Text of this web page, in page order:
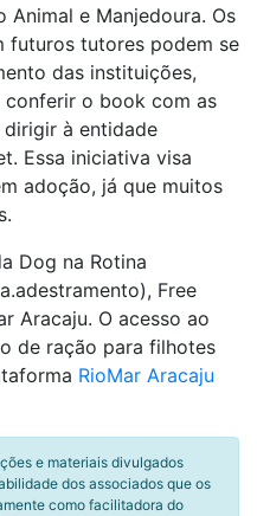
e Manjedoura. Os
futuros tutores podem se
das instituições,
o book com as
à entidade
Essa iniciativa visa
adoção, já que muitos
Dog na Rotina
Free
Aracaju. O acesso ao
de ração para filhotes
RioMar Aracaju
e materiais divulgados
dos associados que os
como facilitadora do